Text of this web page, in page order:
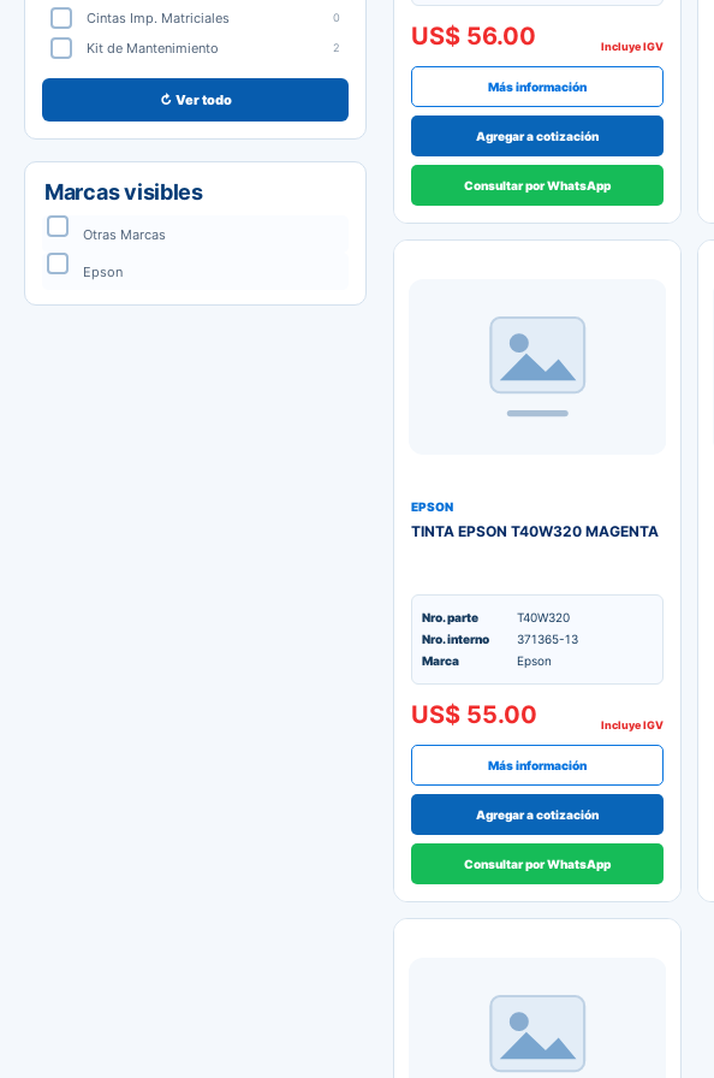
Cintas Imp. Matriciales 0
Kit de Mantenimiento 2
↻ Ver todo
Marcas visibles
Otras Marcas
Epson
US$ 56.00 Incluye IGV
Más información
Agregar a cotización
Consultar por WhatsApp
EPSON
TINTA EPSON T40W320 MAGENTA
Nro. parte
T40W320
Nro. interno
371365-13
Marca
Epson
US$ 55.00 Incluye IGV
Más información
Agregar a cotización
Consultar por WhatsApp